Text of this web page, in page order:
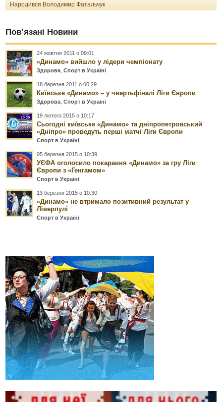
Народився Володимир Фатальчук
Пов’язані Новини
24 жовтня 2011 о 09:01
«Динамо» вийшло у лідери чемпіонату
Здорова ,Спорт в Україні
18 березня 2011 о 00:29
Київське «Динамо» – у чвертьфіналі Ліги Європи
Здорова ,Спорт в Україні
19 лютого 2015 о 10:17
Сьогодні київське «Динамо» та дніпропетровський
«Дніпро» проведуть перші матчі Ліги Європи
Спорт в Україні
05 березня 2015 о 10:39
УЄФА оголосило покарання «Динамо» за гру Ліги
Європи з «Генгамом»
Спорт в Україні
13 березня 2015 о 10:30
«Динамо» не втримало позитивний результат у
Ліверпулі
Спорт в Україні